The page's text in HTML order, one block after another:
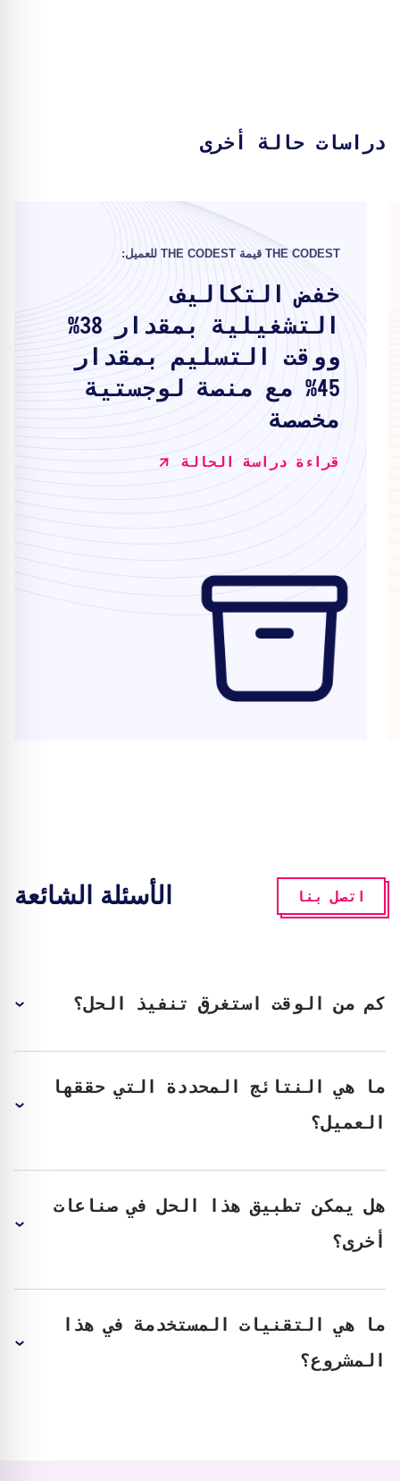
دراسات حالة أخرى
THE CODEST قيمة THE CODEST للعميل:
خفض التكاليف
التشغيلية بمقدار 38%
ووقت التسليم بمقدار
45% مع منصة لوجستية
مخصصة
قراءة دراسة الحالة
الأسئلة الشائعة اتصل بنا
كم من الوقت استغرق تنفيذ الحل؟
ما هي النتائج المحددة التي حققها
العميل؟
هل يمكن تطبيق هذا الحل في صناعات
أخرى؟
ما هي التقنيات المستخدمة في هذا
المشروع؟